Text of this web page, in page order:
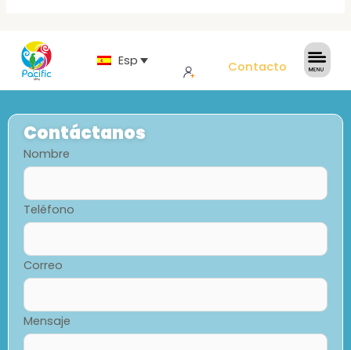
Español Contacto
Contáctanos
Nombre
Teléfono
Correo
Mensaje